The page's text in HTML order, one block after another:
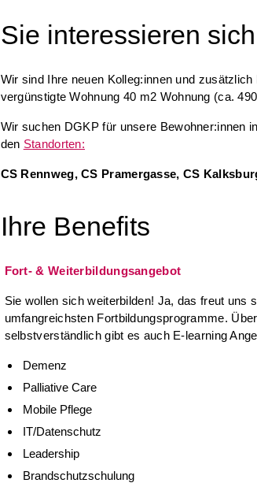
Sie interessieren
Wir sind Ihre neuen Kolleg:innen und
vergünstigte Wohnung 40 m2 Wohnung (ca.
Wir suchen DGKP für unsere Bewohner:innen
den Standorten:
CS Rennweg, CS Pramergasse, CS
Ihre Benefits
Fort- & Weiterbildungsangebot
Sie wollen sich weiterbilden! Ja, das freut uns
umfangreichsten Fortbildungsprogramme.
selbstverständlich gibt es auch E-learning
Demenz
Palliative Care
Mobile Pflege
IT/Datenschutz
Leadership
Brandschutzschulung